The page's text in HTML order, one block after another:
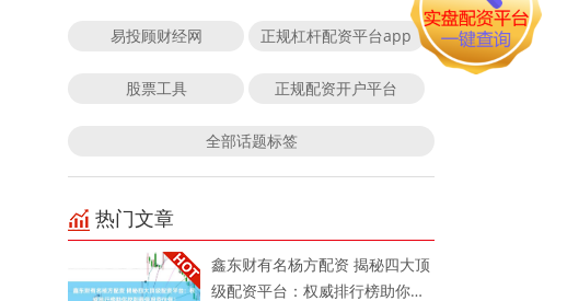
易投顾财经网 正规杠杆配资平台app
股票工具 正规配资开户平台
全部话题标签
热门文章
鑫东财有名杨方配资 揭秘四大顶
级配资平台：权威排行榜助你找